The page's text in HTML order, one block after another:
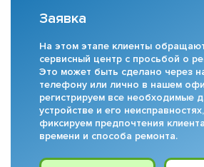
Заявка
На этом этапе клиенты
сервисный центр с просьбой о
Это может быть сделано через
телефону или лично в нашем
регистрируем все необходимые
устройстве и его
фиксируем предпочтения
времени и способа ремонта.